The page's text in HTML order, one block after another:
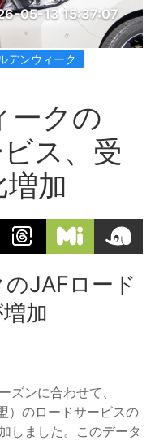
05-13 15:37:07
デンウィーク
ークの
ス、受
加
JAFロード
加
ズンに合わせて、
）のロードサービスの
しました。このデータ